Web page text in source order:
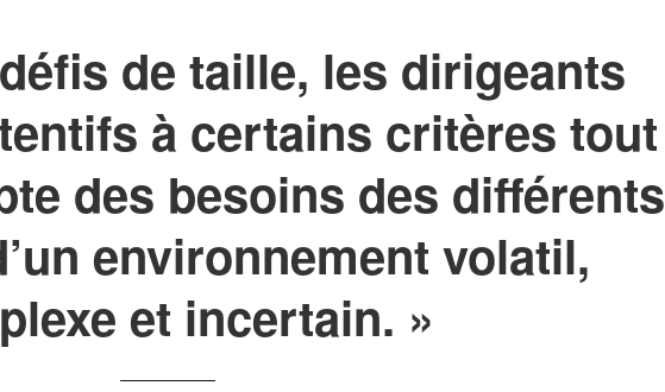
de taille, les dirigeants
à certains critères tout
des besoins des différents
environnement volatil,
et incertain. »